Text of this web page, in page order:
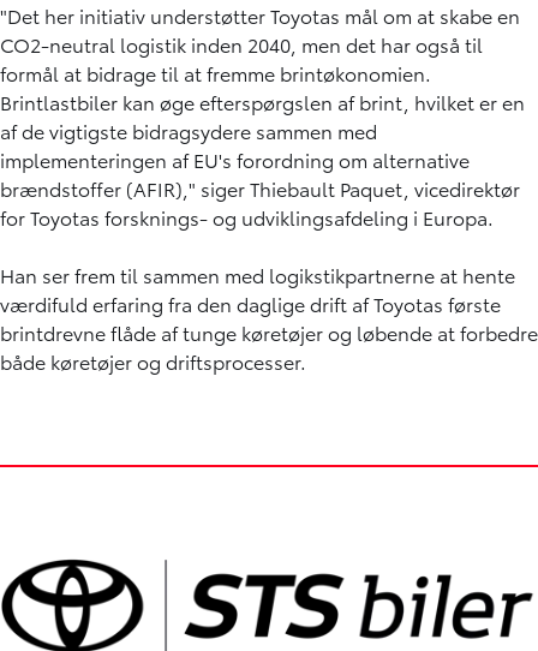
"Det her initiativ understøtter Toyotas mål om at skabe en
CO2-neutral logistik inden 2040, men det har også til
formål at bidrage til at fremme brintøkonomien.
Brintlastbiler kan øge efterspørgslen af brint, hvilket er en
af de vigtigste bidragsydere sammen med
implementeringen af EU's forordning om alternative
brændstoffer (AFIR)," siger Thiebault Paquet, vicedirektør
for Toyotas forsknings- og udviklingsafdeling i Europa.
Han ser frem til sammen med logikstikpartnerne at hente
værdifuld erfaring fra den daglige drift af Toyotas første
brintdrevne flåde af tunge køretøjer og løbende at forbedre
både køretøjer og driftsprocesser.